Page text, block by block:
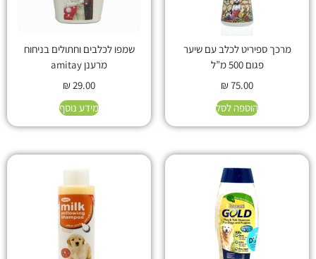
מרכך ספיריט לכלב עם שיער
פגום 500 מ”ל
₪75.00
הוספה לסל
שמפו לכלבים וחתולים בניחוח
מרענן amitay
₪29.00
מידע נוסף